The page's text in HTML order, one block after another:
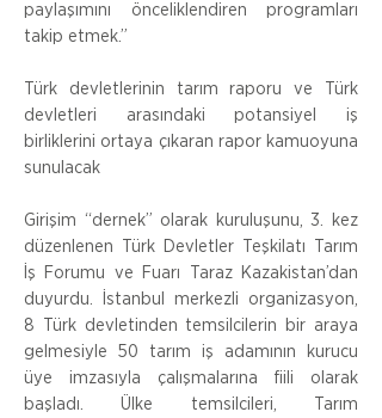
paylaşımını önceliklendiren programları
takip etmek.”
Türk devletlerinin tarım raporu ve Türk
devletleri arasındaki potansiyel iş
birliklerini ortaya çıkaran rapor kamuoyuna
sunulacak
Girişim “dernek” olarak kuruluşunu, 3. kez
düzenlenen Türk Devletler Teşkilatı Tarım
İş Forumu ve Fuarı Taraz Kazakistan’dan
duyurdu. İstanbul merkezli organizasyon,
8 Türk devletinden temsilcilerin bir araya
gelmesiyle 50 tarım iş adamının kurucu
üye imzasıyla çalışmalarına fiili olarak
başladı. Ülke temsilcileri, Tarım